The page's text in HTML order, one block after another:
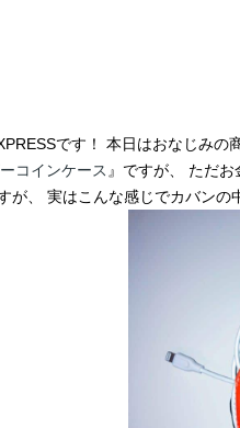
です！ 本日はおなじみ
コインケース 』ですが、 ただ
が、 実はこんな感じでカバン